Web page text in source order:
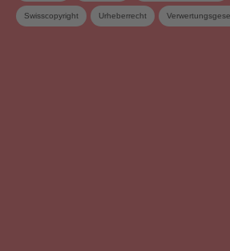
Swisscopyright Urheberrecht